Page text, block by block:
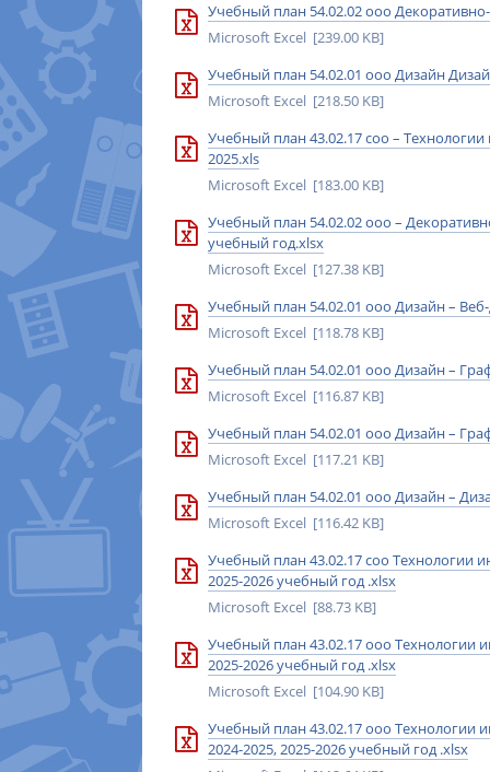
Учебный план 54.02.02 ооо
Microsoft Excel [239.00 KB]
Учебный план 54.02.01 ооо Дизайн
Microsoft Excel [218.50 KB]
Учебный план 43.02.17 соо –
2025.xls
Microsoft Excel [183.00 KB]
Учебный план 54.02.02 ооо –
учебный год.xlsx
Microsoft Excel [127.38 KB]
Учебный план 54.02.01 ооо Дизайн –
Microsoft Excel [118.78 KB]
Учебный план 54.02.01 ооо Дизайн –
Microsoft Excel [116.87 KB]
Учебный план 54.02.01 ооо Дизайн –
Microsoft Excel [117.21 KB]
Учебный план 54.02.01 ооо Дизайн –
Microsoft Excel [116.42 KB]
Учебный план 43.02.17 соо Технологии
2025-2026 учебный год .xlsx
Microsoft Excel [88.73 KB]
Учебный план 43.02.17 ооо Технологии
2025-2026 учебный год .xlsx
Microsoft Excel [104.90 KB]
Учебный план 43.02.17 ооо Технологии
2024-2025, 2025-2026 учебный год .xlsx